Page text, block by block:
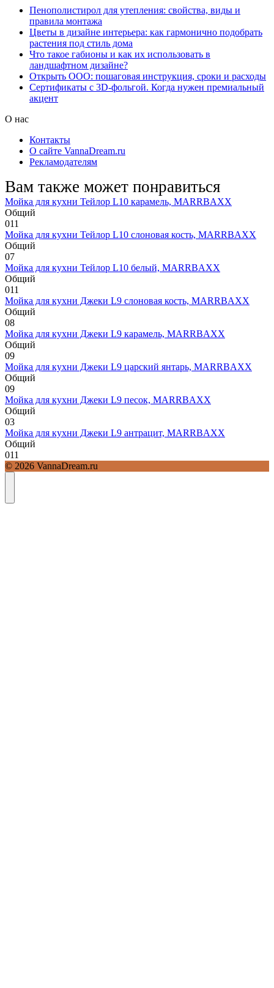
Пенополистирол для утепления: свойства, виды и
правила монтажа
Цветы в дизайне интерьера: как гармонично подобрать
растения под стиль дома
Что такое габионы и как их использовать в
ландшафтном дизайне?
Открыть ООО: пошаговая инструкция, сроки и расходы
Сертификаты с 3D-фольгой. Когда нужен премиальный
акцент
О нас
Контакты
О сайте VannaDream.ru
Рекламодателям
Вам также может понравиться
Мойка для кухни Тейлор L10 карамель, MARRBAXX
Общий
011
Мойка для кухни Тейлор L10 слоновая кость, MARRBAXX
Общий
07
Мойка для кухни Тейлор L10 белый, MARRBAXX
Общий
011
Мойка для кухни Джеки L9 слоновая кость, MARRBAXX
Общий
08
Мойка для кухни Джеки L9 карамель, MARRBAXX
Общий
09
Мойка для кухни Джеки L9 царский янтарь, MARRBAXX
Общий
09
Мойка для кухни Джеки L9 песок, MARRBAXX
Общий
03
Мойка для кухни Джеки L9 антрацит, MARRBAXX
Общий
011
© 2026 VannaDream.ru